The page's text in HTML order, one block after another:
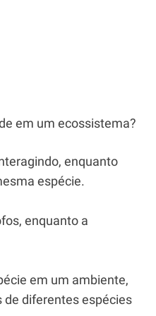
em um ecossistema?
enquanto
espécie.
enquanto a
em um ambiente,
de diferentes espécies